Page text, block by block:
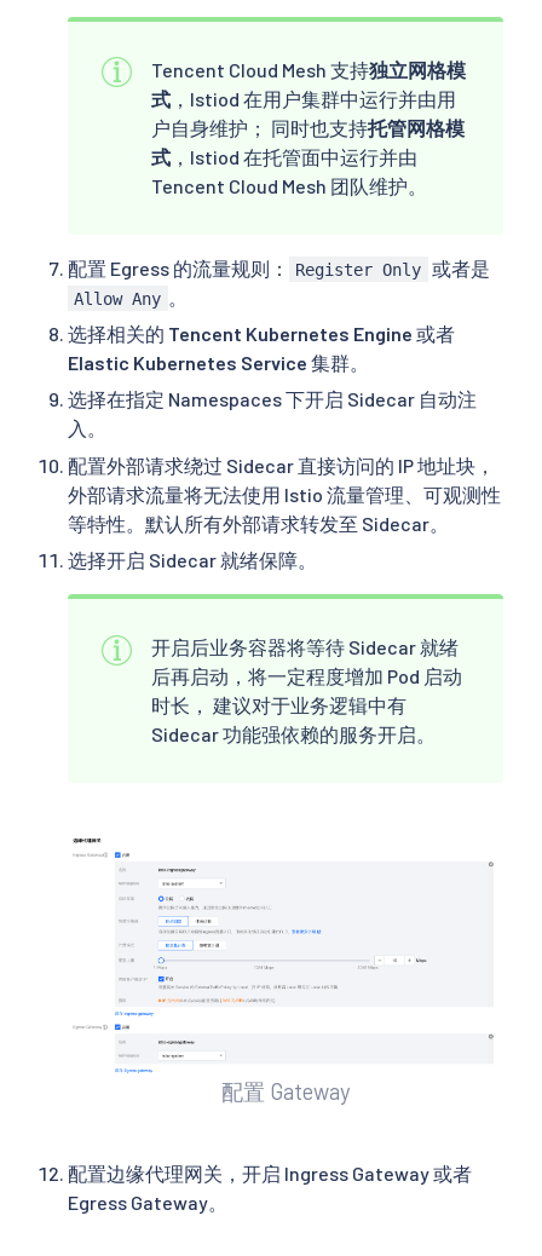
Tencent Cloud Mesh 支持独立网格模
式 ，Istiod 在用户集群中运行并由用
户自身维护； 同时也支持托管网格模
式 ，Istiod 在托管面中运行并由
Tencent Cloud Mesh 团队维护。
配置 Egress 的流量规则： Register Only 或者是
Allow Any
选择相关的 Tencent Kubernetes Engine 或者
Elastic Kubernetes Service 集群。
选择在指定 Namespaces 下开启 Sidecar 自动注
入。
配置外部请求绕过 Sidecar 直接访问的 IP 地址块，
外部请求流量将无法使用 Istio 流量管理、可观测性
等特性。默认所有外部请求转发至 Sidecar。
选择开启 Sidecar 就绪保障。
开启后业务容器将等待 Sidecar 就绪
后再启动，将一定程度增加 Pod 启动
时长， 建议对于业务逻辑中有
Sidecar 功能强依赖的服务开启。
配置 Gateway
配置边缘代理网关，开启 Ingress Gateway 或者
Egress Gateway。